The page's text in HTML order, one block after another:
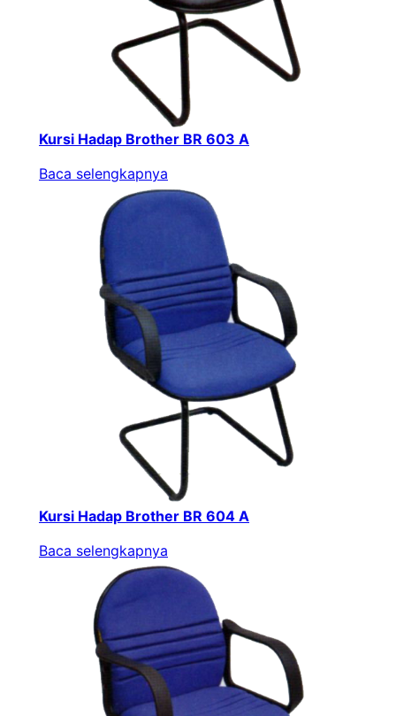
Kursi Hadap Brother BR 603 A
Baca selengkapnya
Kursi Hadap Brother BR 604 A
Baca selengkapnya